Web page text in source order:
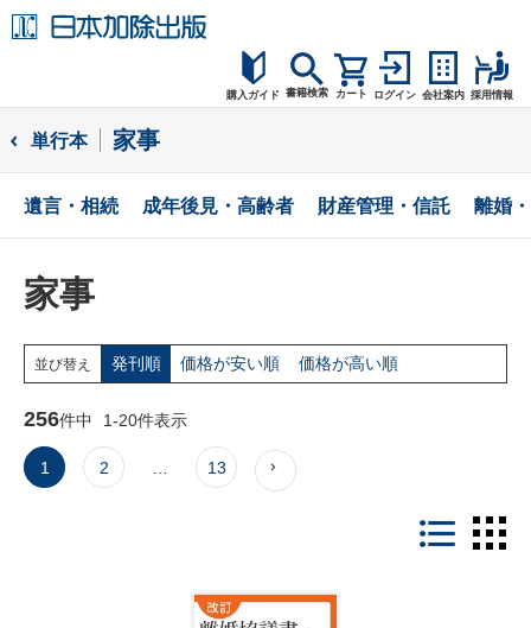
購入ガイド
購入ガイド
読者サポート
書籍検索 カート ログイン 会社案内 採用情報
単行本 家事
遺言・相続 成年後見・高齢者 財産管理・信託 離婚
家事
並び替え 発刊順 価格が安い順 価格が高い順
256件中 1-20件表示
1 2 13
LIST